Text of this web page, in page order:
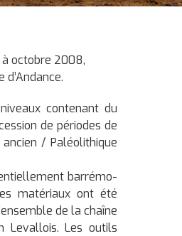
à octobre 2008,
contenant du
de périodes de
/ Paléolithique
barrémo-
matériaux ont été
de la chaîne
Levallois. Les outils